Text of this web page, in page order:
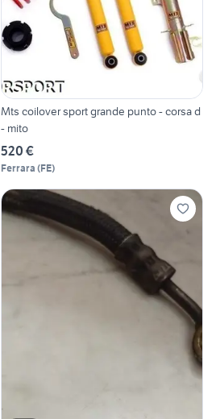
Mts coilover sport grande punto - corsa d
- mito
520 €
Ferrara (FE)